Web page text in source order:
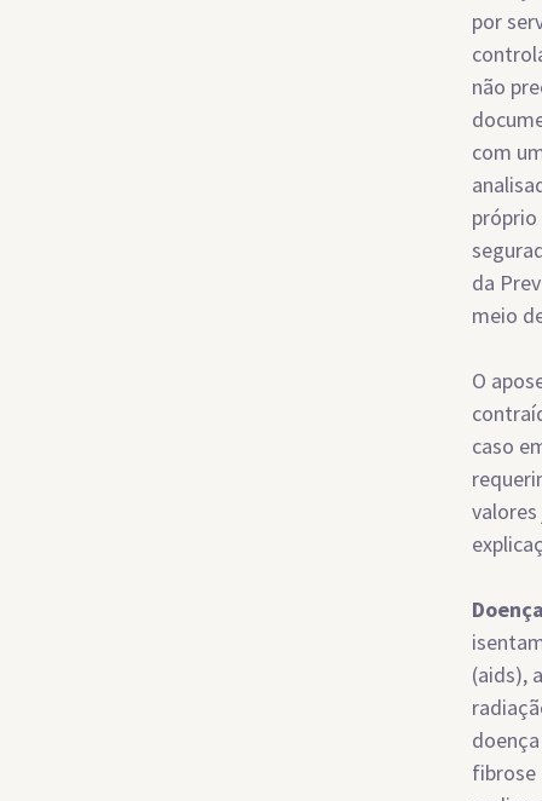
por
não
com
da
meio
O
caso
(aids),
fibrose